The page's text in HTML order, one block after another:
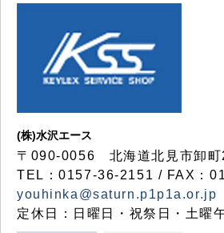
(株)水沢エース
〒090-0056 北海道北見市卸町
TEL：0157-36-2151 / FAX：
youhinka@saturn.p1p1a.or.jp
定休日：日曜日・祝祭日・土曜